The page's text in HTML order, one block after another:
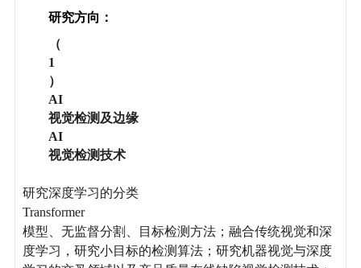
研究方向：
（
1
）
AI
视觉检测及边缘
AI
视觉检测技术
研究深度学习的分类
Transformer
模型、无监督分割、目标检测方法；融合传统视觉和深
度学习，研究小目标的检测算法；研究机器视觉与深度